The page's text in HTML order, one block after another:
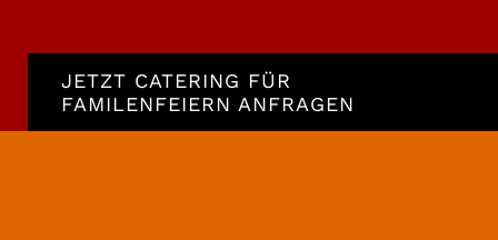
JETZT CATERING FÜR
FAMILENFEIERN ANFRAGEN